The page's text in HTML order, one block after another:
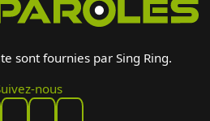
sont fournies par Sing Ring.
nous